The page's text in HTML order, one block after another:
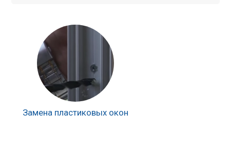
Замена пластиковых окон